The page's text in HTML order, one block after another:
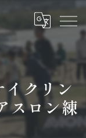
クリン
スロン練